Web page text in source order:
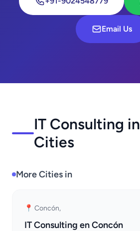
Email Us
IT Consulting
Cities
More Cities in
📍 Concón,
IT Consulting en Concón